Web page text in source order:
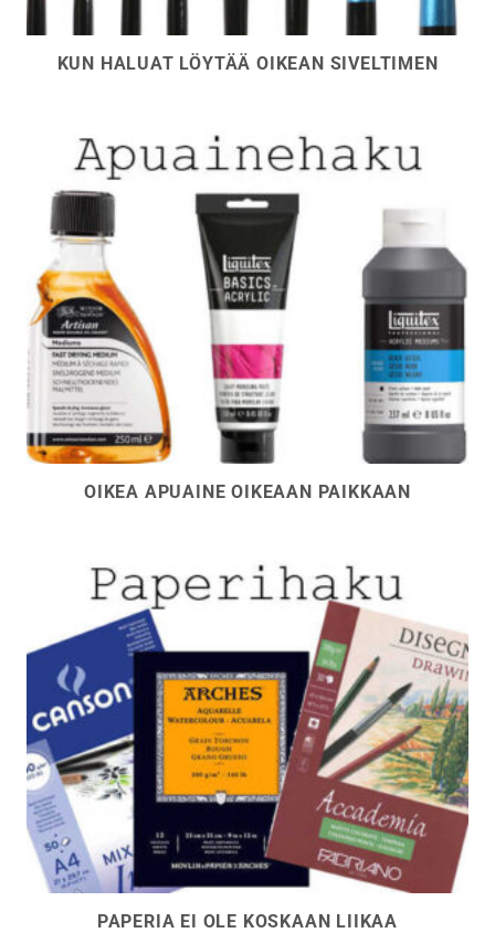
KUN HALUAT LÖYTÄÄ OIKEAN SIVELTIMEN
OIKEA APUAINE OIKEAAN PAIKKAAN
PAPERIA EI OLE KOSKAAN LIIKAA